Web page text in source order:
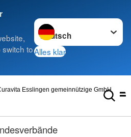
to
Sprache wechseln zu
Alles klar
Esslingen gemeinnützige GmbH